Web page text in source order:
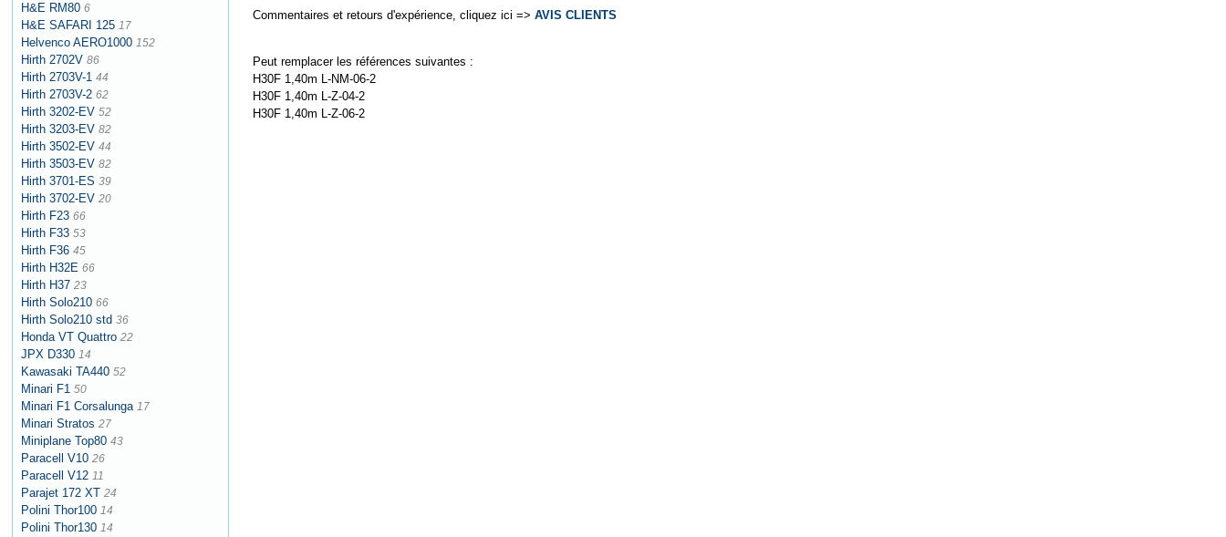
H&E RM80 6
H&E SAFARI 125 17
Helvenco AERO1000 152
Hirth 2702V 86
Hirth 2703V-1 44
Hirth 2703V-2 62
Hirth 3202-EV 52
Hirth 3203-EV 82
Hirth 3502-EV 44
Hirth 3503-EV 82
Hirth 3701-ES 39
Hirth 3702-EV 20
Hirth F23 66
Hirth F33 53
Hirth F36 45
Hirth H32E 66
Hirth H37 23
Hirth Solo210 66
Hirth Solo210 std 36
Honda VT Quattro 22
JPX D330 14
Kawasaki TA440 52
Minari F1 50
Minari F1 Corsalunga 17
Minari Stratos 27
Miniplane Top80 43
Paracell V10 26
Paracell V12 11
Parajet 172 XT 24
Polini Thor100 14
Polini Thor130 14
Commentaires et retours d'expérience, cliquez ici => AVIS CLIENTS
Peut remplacer les références suivantes :
H30F 1,40m L-NM-06-2
H30F 1,40m L-Z-04-2
H30F 1,40m L-Z-06-2